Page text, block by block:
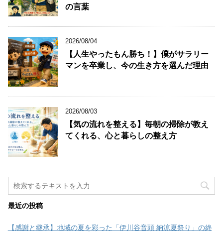
の言葉
2026/08/04
【人生やったもん勝ち！】僕がサラリー
マンを卒業し、今の生き方を選んだ理由
2026/08/03
【気の流れを整える】毎朝の掃除が教え
てくれる、心と暮らしの整え方
最近の投稿
【感謝と継承】地域の夏を彩った「伊川谷音頭 納涼夏祭り」の終